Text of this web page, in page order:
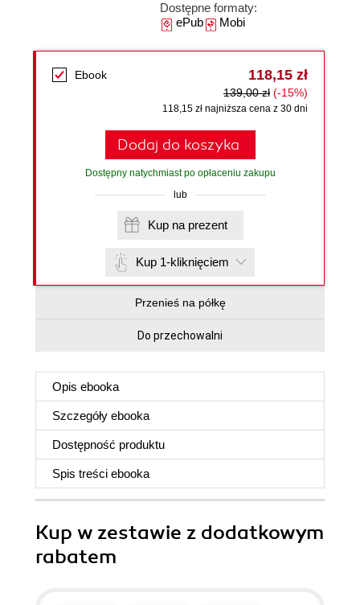
Dostępne formaty:
ePubMobi
Ebook 118,15 zł
139,00 zł (-15%)
118,15 zł najniższa cena z 30 dni
Dodaj do koszyka
Dostępny natychmiast po opłaceniu zakupu
lub
Kup na prezent
Kup 1-kliknięciem
Przenieś na półkę
Do przechowalni
Opis ebooka
Szczegóły ebooka
Dostępność produktu
Spis treści ebooka
Kup w zestawie z dodatkowym
rabatem